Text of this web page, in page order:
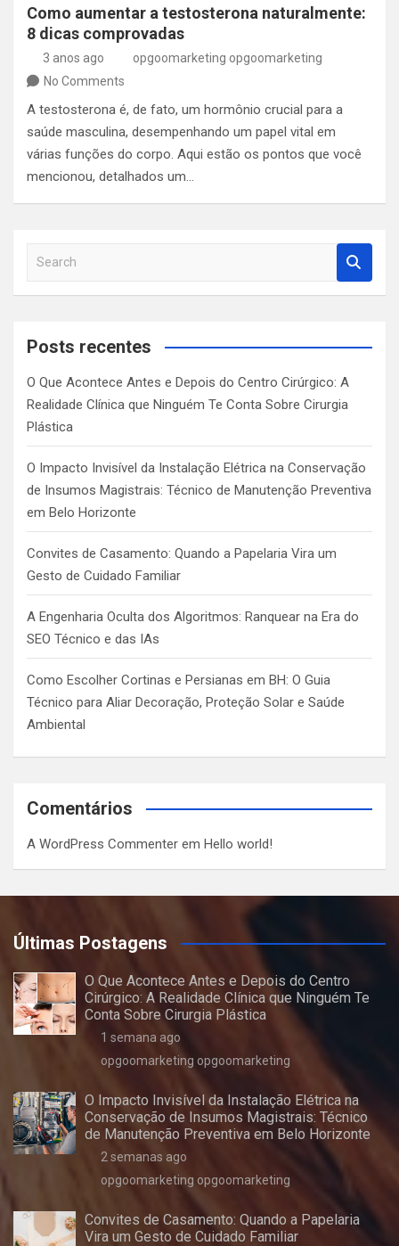
Como aumentar a testosterona naturalmente:
8 dicas comprovadas
3 anos ago
opgoomarketing opgoomarketing
No Comments
A testosterona é, de fato, um hormônio crucial para a
saúde masculina, desempenhando um papel vital em
várias funções do corpo. Aqui estão os pontos que você
mencionou, detalhados um…
a
c
Posts recentes
O Que Acontece Antes e Depois do Centro Cirúrgico: A
Realidade Clínica que Ninguém Te Conta Sobre Cirurgia
Plástica
O Impacto Invisível da Instalação Elétrica na Conservação
de Insumos Magistrais: Técnico de Manutenção Preventiva
em Belo Horizonte
Convites de Casamento: Quando a Papelaria Vira um
Gesto de Cuidado Familiar
A Engenharia Oculta dos Algoritmos: Ranquear na Era do
SEO Técnico e das IAs
Como Escolher Cortinas e Persianas em BH: O Guia
Técnico para Aliar Decoração, Proteção Solar e Saúde
Ambiental
Comentários
A WordPress Commenter em Hello world!
Últimas Postagens
O Que Acontece Antes e Depois do Centro
Cirúrgico: A Realidade Clínica que Ninguém Te
Conta Sobre Cirurgia Plástica
1 semana ago
opgoomarketing opgoomarketing
O Impacto Invisível da Instalação Elétrica na
Conservação de Insumos Magistrais: Técnico
de Manutenção Preventiva em Belo Horizonte
2 semanas ago
opgoomarketing opgoomarketing
Convites de Casamento: Quando a Papelaria
Vira um Gesto de Cuidado Familiar